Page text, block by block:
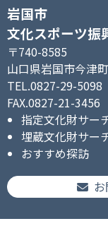
岩国市
文化スポーツ振
〒740-8585
山口県岩国市今津
TEL.0827-29-5098
FAX.0827-21-3456
指定文化財サー
埋蔵文化財サー
おすすめ探訪